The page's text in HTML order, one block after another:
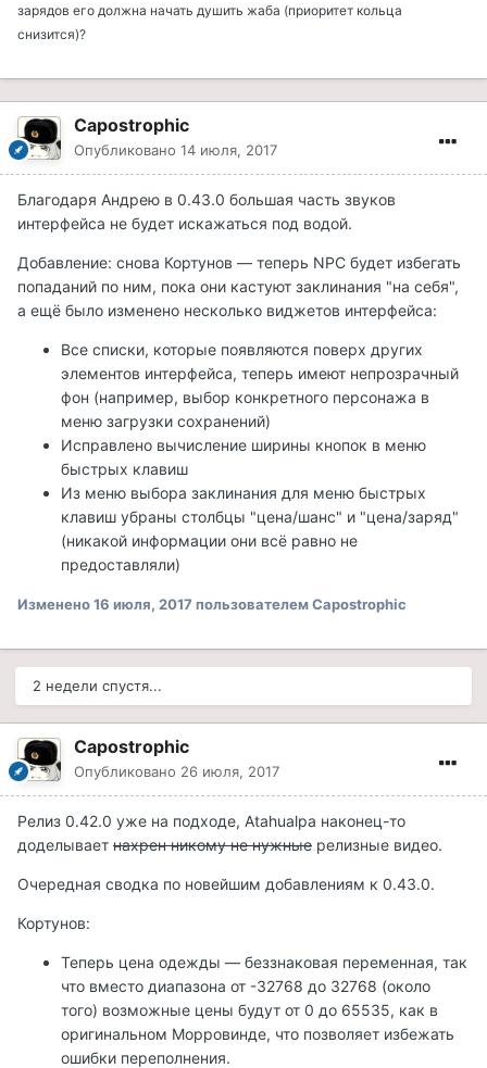
зарядов его должна начать душить жаба (приоритет кольца
снизится)?
Capostrophic
Опубликовано 14 июля, 2017
Благодаря Андрею в 0.43.0 большая часть звуков
интерфейса не будет искажаться под водой.
Добавление: снова Кортунов — теперь NPC будет избегать
попаданий по ним, пока они кастуют заклинания "на себя",
а ещё было изменено несколько виджетов интерфейса:
Все списки, которые появляются поверх других
элементов интерфейса, теперь имеют непрозрачный
фон (например, выбор конкретного персонажа в
меню загрузки сохранений)
Исправлено вычисление ширины кнопок в меню
быстрых клавиш
Из меню выбора заклинания для меню быстрых
клавиш убраны столбцы "цена/шанс" и "цена/заряд"
(никакой информации они всё равно не
предоставляли)
Изменено16 июля, 2017 пользователем Capostrophic
2 недели спустя...
Capostrophic
Опубликовано 26 июля, 2017
Релиз 0.42.0 уже на подходе, Atahualpa наконец-то
доделывает нахрен никому не нужные релизные видео.
Очередная сводка по новейшим добавлениям к 0.43.0.
Кортунов:
Теперь цена одежды — беззнаковая переменная, так
что вместо диапазона от -32768 до 32768 (около
того) возможные цены будут от 0 до 65535, как в
оригинальном Морровинде, что позволяет избежать
ошибки переполнения.